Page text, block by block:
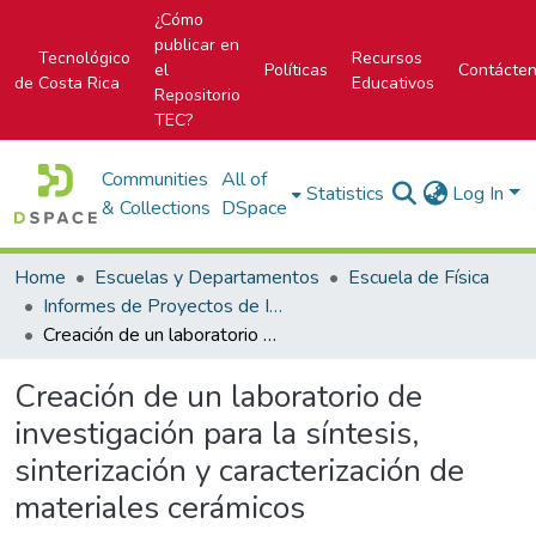
Tecnológico
de Costa Rica
¿Cómo
publicar en
el
Repositorio
TEC?
Políticas
Recursos
Educativos
Communities
& Collections
All of
DSpace
Statistics Log In
Home Escuelas y Departamentos
Escuela de Física
Informes de Proyectos de Investigación
Creación de un laboratorio de investigación para la síntesis, sinterización y caracterización de materiales cerámicos
Creación de un laboratorio de
investigación para la síntesis,
sinterización y caracterización de
materiales cerámicos